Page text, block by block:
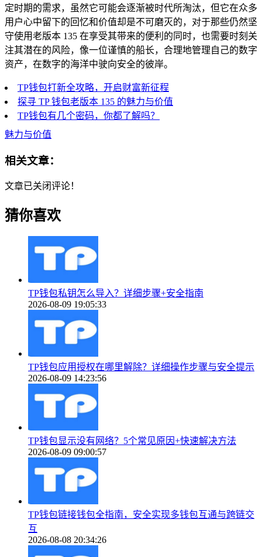
定时期的需求，虽然它可能会逐渐被时代所淘汰，但它在众多
用户心中留下的回忆和价值却是不可磨灭的，对于那些仍然坚
守使用老版本 135 在享受其带来的便利的同时，也需要时刻关
注其潜在的风险，像一位谨慎的船长，合理地管理自己的数字
资产，在数字的海洋中驶向安全的彼岸。
TP钱包打新全攻略，开启财富新征程
探寻 TP 钱包老版本 135 的魅力与价值
TP钱包有几个密码，你都了解吗？
魅力与价值
相关文章：
文章已关闭评论！
猜你喜欢
TP钱包私钥怎么导入？详细步骤+安全指南
2026-08-09 19:05:33
TP钱包应用授权在哪里解除？详细操作步骤与安全提示
2026-08-09 14:23:56
TP钱包显示没有网络？5个常见原因+快速解决方法
2026-08-09 09:00:57
TP钱包链接钱包全指南，安全实现多钱包互通与跨链交
互
2026-08-08 20:34:26